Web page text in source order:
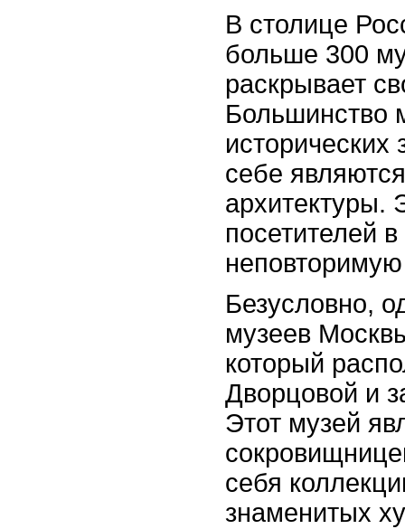
В столице
больше 300
раскрывает
Большинство
исторических
себе
архитектуры.
посетителей
Безусловно,
музеев
который
Дворцовой и
Этот музей
себя
знаменитых